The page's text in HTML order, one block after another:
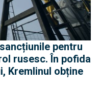
pentru
rusesc. În pofida
Kremlinul obține